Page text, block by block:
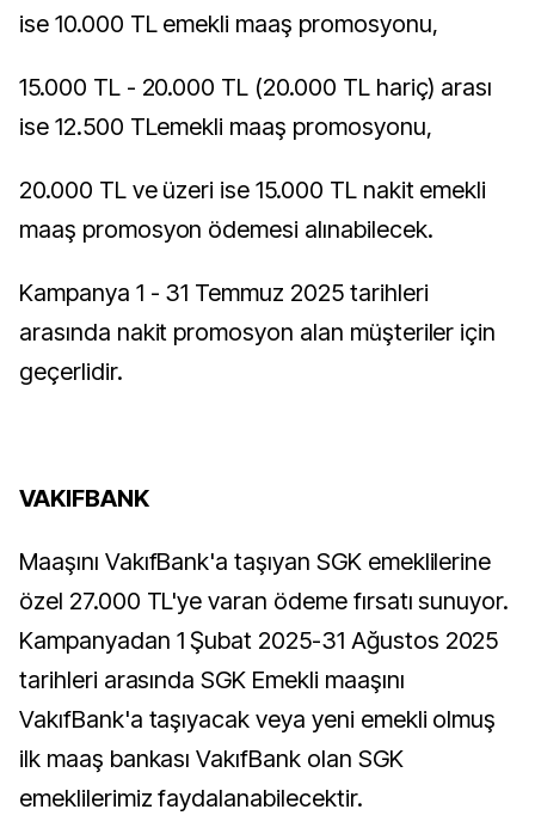
ise 10.000 TL emekli maaş promosyonu,
15.000 TL - 20.000 TL (20.000 TL hariç) arası
ise 12.500 TLemekli maaş promosyonu,
20.000 TL ve üzeri ise 15.000 TL nakit emekli
maaş promosyon ödemesi alınabilecek.
Kampanya 1 - 31 Temmuz 2025 tarihleri
arasında nakit promosyon alan müşteriler için
geçerlidir.
VAKIFBANK
Maaşını VakıfBank'a taşıyan SGK emeklilerine
özel 27.000 TL'ye varan ödeme fırsatı sunuyor.
Kampanyadan 1 Şubat 2025-31 Ağustos 2025
tarihleri arasında SGK Emekli maaşını
VakıfBank'a taşıyacak veya yeni emekli olmuş
ilk maaş bankası VakıfBank olan SGK
emeklilerimiz faydalanabilecektir.